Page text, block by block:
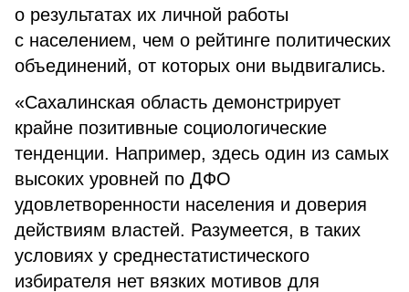
о результатах их личной работы
с населением, чем о рейтинге политических
объединений, от которых они выдвигались.
«Сахалинская область демонстрирует
крайне позитивные социологические
тенденции. Например, здесь один из самых
высоких уровней по ДФО
удовлетворенности населения и доверия
действиям властей. Разумеется, в таких
условиях у среднестатистического
избирателя нет вязких мотивов для